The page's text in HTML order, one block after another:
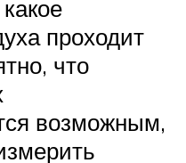
проходит
что
возможным,